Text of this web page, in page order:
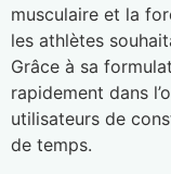
musculaire et la
les athlètes
Grâce à sa
rapidement dans
utilisateurs de
de temps.